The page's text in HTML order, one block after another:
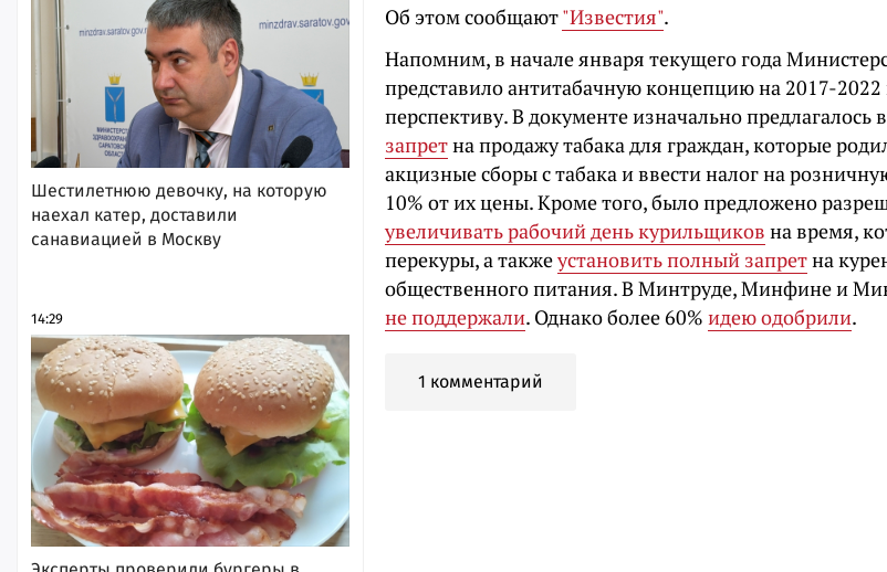
Шестилетнюю девочку, на которую
наехал катер, доставили
санавиацией в Москву
14:29
Об этом сообщают"Известия".
Напомним, в начале января текущего года
представило антитабачную концепцию на 2017-
перспективу. В документе изначально предлагалось
запретна продажу табака для граждан, которые
акцизные сборы с табака и ввести налог на
10% от их цены.Кроме того, было предложено
увеличивать рабочий день курильщиков на время,
перекуры, а такжеустановить полный запретна
общественного питания. В Минтруде, Минфине и
не поддержали. Однако более 60% идею одобрили.
1 комментарий